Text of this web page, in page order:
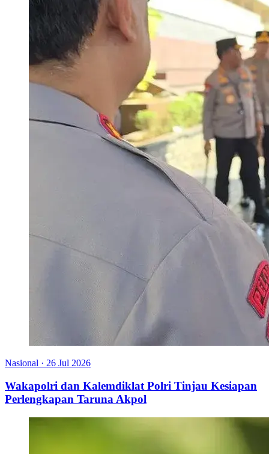
Nasional · 26 Jul 2026
Wakapolri dan Kalemdiklat Polri Tinjau Kesiapan
Perlengkapan Taruna Akpol